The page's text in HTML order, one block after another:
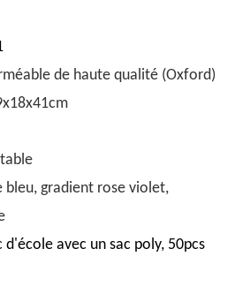
de haute qualité (Oxford)
bleu, gradient rose violet,
d'école avec un sac poly, 50pcs